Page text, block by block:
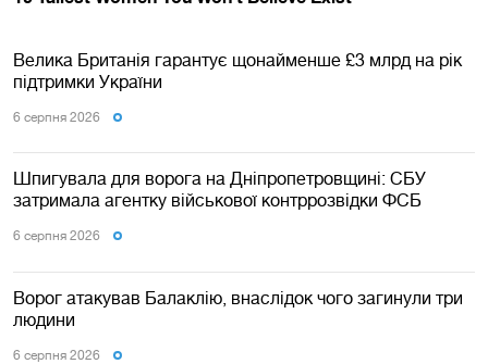
Велика Британія гарантує щонайменше £3 млрд на рік
підтримки України
6 серпня 2026
Шпигувала для ворога на Дніпропетровщині: СБУ
затримала агентку військової контррозвідки ФСБ
6 серпня 2026
Ворог атакував Балаклію, внаслідок чого загинули три
людини
6 серпня 2026